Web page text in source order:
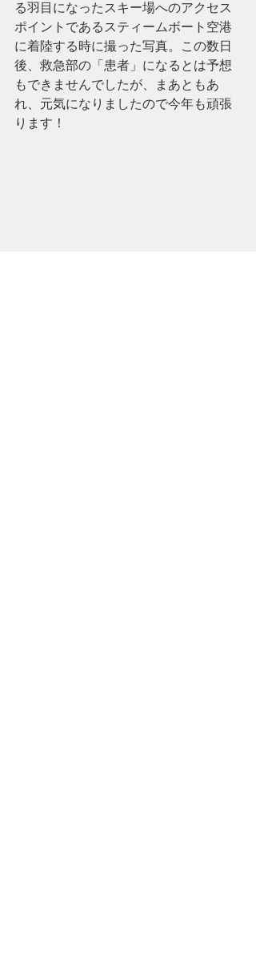
る羽目になったスキー場へのアクセス
ポイントであるスティームボート空港
に着陸する時に撮った写真。この数日
後、救急部の「患者」になるとは予想
もできませんでしたが、まあともあ
れ、元気になりましたので今年も頑張
ります！